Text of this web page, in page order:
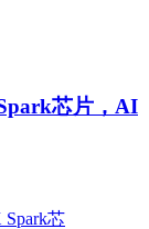
芯片，AI